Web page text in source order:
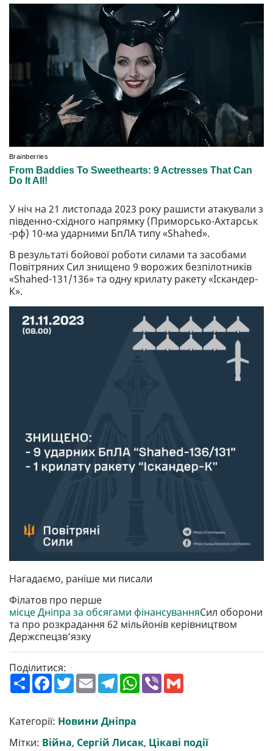
У ніч на 21 листопада 2023 року рашисти атакували з
південно-східного напрямку (Приморсько-Ахтарськ
-рф) 10-ма ударними БпЛА типу «Shahed».
В результаті бойової роботи силами та засобами
Повітряних Сил знищено 9 ворожих безпілотників
«Shahed-131/136» та одну крилату ракету «Іскандер-
К».
Нагадаємо, раніше ми писали
Філатов про перше
місце Дніпра за обсягами фінансуванняСил оборони
та про розкрадання 62 мільйонів керівництвом
Держспецзв’язку
Поділитися:
П
о
р
и
т
и
F
a
b
o
o
k
T
w
t
e
r
E
m
l
T
e
g
r
a
m
W
h
p
p
V
Категорії: Новини Дніпра
Мітки: Війна, Сергій Лисак, Цікаві події